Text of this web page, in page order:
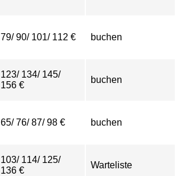
79/ 90/ 101/ 112 € buchen
123/ 134/ 145/
156 €
buchen
65/ 76/ 87/ 98 € buchen
103/ 114/ 125/
136 €
Warteliste